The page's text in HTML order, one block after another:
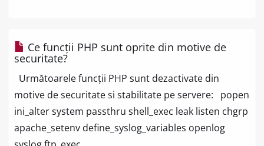
Ce funcții PHP sunt oprite din motive de
securitate?
Următoarele funcții PHP sunt dezactivate din
motive de securitate si stabilitate pe servere: popen
ini_alter system passthru shell_exec leak listen chgrp
apache_setenv define_syslog_variables openlog